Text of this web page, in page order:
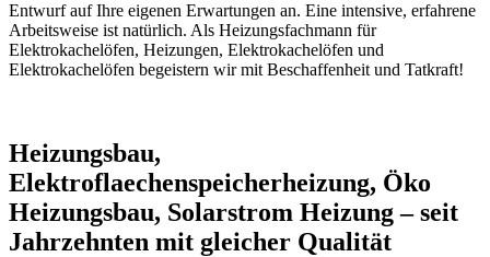
Entwurf auf Ihre eigenen Erwartungen an. Eine intensive, erfahrene
Arbeitsweise ist natürlich. Als Heizungsfachmann für
Elektrokachelöfen, Heizungen, Elektrokachelöfen und
Elektrokachelöfen begeistern wir mit Beschaffenheit und Tatkraft!
Heizungsbau,
Elektroflaechenspeicherheizung, Öko
Heizungsbau, Solarstrom Heizung – seit
Jahrzehnten mit gleicher Qualität